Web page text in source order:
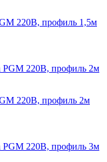
220В, профиль 1,5м
220В, профиль 2м